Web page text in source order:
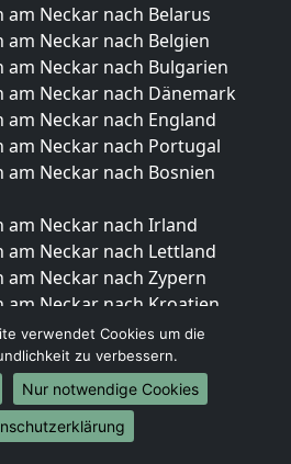
am Neckar nach Belarus
am Neckar nach Belgien
am Neckar nach Bulgarien
am Neckar nach Dänemark
am Neckar nach England
am Neckar nach Portugal
am Neckar nach Bosnien
am Neckar nach Irland
am Neckar nach Lettland
am Neckar nach Zypern
am Neckar nach Kroatien
am Neckar nach Estland
am Neckar nach Finnland
am Neckar nach Frankreich
am Neckar nach Griechenland
am Neckar nach Italien
verwendet Cookies um die
zu verbessern.
Nur notwendige Cookies